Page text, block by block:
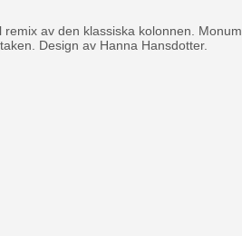
av den klassiska kolonnen.
Design av Hanna Hansdotter.